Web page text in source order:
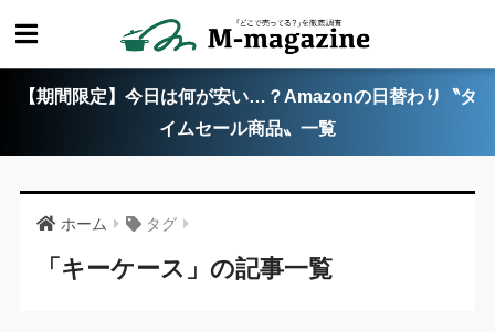
【期間限定】今日は何が安い…？Amazonの日替わり〝タ
イムセール商品〟一覧
ホーム タグ
「キーケース」の記事一覧